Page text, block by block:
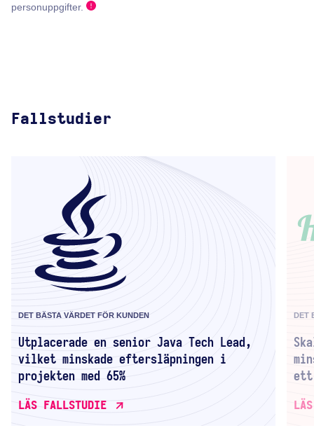
personuppgifter.
Fallstudier
DET BÄSTA VÄRDET FÖR KUNDEN
Utplacerade en senior Java Tech Lead,
vilket minskade eftersläpningen i
projekten med 65%
LÄS FALLSTUDIE
DET
ett